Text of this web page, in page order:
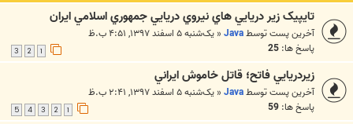
تايپيک زير دريايي هاي نيروي دريايي جمهوري اسلامي ايران
آخرین پست توسطJava
« یک‌شنبه ۵ اسفند ۱۳۹۷, ۴:۵۱ ب.ظ
پاسخ ها: 25
3
زيردريايي فاتح؛ قاتل خاموش ايراني
آخرین پست توسطJava
« یک‌شنبه ۵ اسفند ۱۳۹۷, ۲:۴۱ ب.ظ
پاسخ ها: 59
3
4
5